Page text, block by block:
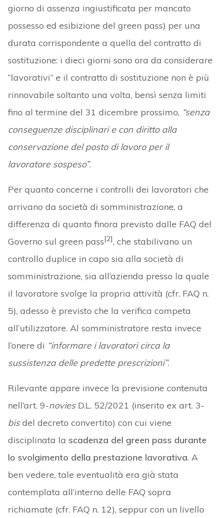
giorno di assenza ingiustificata per mancato
possesso ed esibizione del green pass) per una
durata corrispondente a quella del contratto di
sostituzione: i dieci giorni sono ora da considerare
“lavorativi” e il contratto di sostituzione non è più
rinnovabile soltanto una volta, bensì senza limiti
fino al termine del 31 dicembre prossimo, “senza
conseguenze disciplinari e con diritto alla
conservazione del posto di lavoro per il
lavoratore sospeso”.
Per quanto concerne i controlli dei lavoratori che
arrivano da società di somministrazione, a
differenza di quanto finora previsto dalle FAQ del
Governo sul green pass[2], che stabilivano un
controllo duplice in capo sia alla società di
somministrazione, sia all’azienda presso la quale
il lavoratore svolge la propria attività (cfr. FAQ n.
5), adesso è previsto che la verifica competa
all’utilizzatore. Al somministratore resta invece
l’onere di “informare i lavoratori circa la
sussistenza delle predette prescrizioni”.
Rilevante appare invece la previsione contenuta
nell’art. 9-noviesD.L. 52/2021 (inserito ex art. 3-
bisdel decreto convertito) con cui viene
disciplinata la scadenza del green pass durante
lo svolgimento della prestazione lavorativa. A
ben vedere, tale eventualità era già stata
contemplata all’interno delle FAQ sopra
richiamate (cfr. FAQ n. 12), seppur con un livello